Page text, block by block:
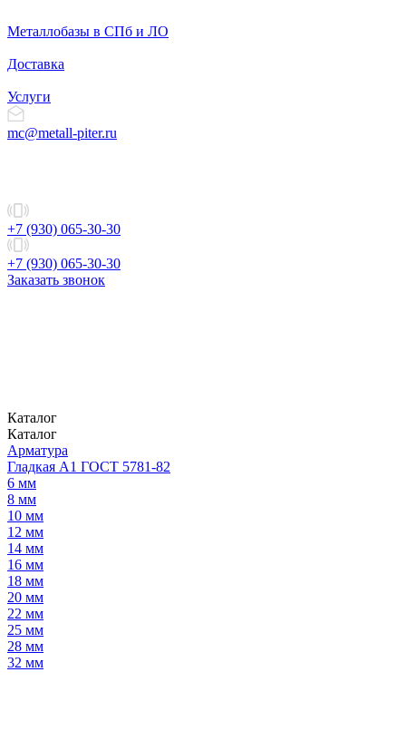
Металлобазы в СПб и ЛО
Доставка
Услуги
mc@metall-piter.ru
+7 (930) 065-30-30
+7 (930) 065-30-30
Заказать звонок
Каталог
Каталог
Арматура
Гладкая А1 ГОСТ 5781-82
6 мм
8 мм
10 мм
12 мм
14 мм
16 мм
18 мм
20 мм
22 мм
25 мм
28 мм
32 мм